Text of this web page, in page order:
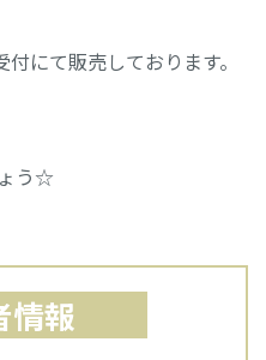
にて販売しております。
う☆
情報